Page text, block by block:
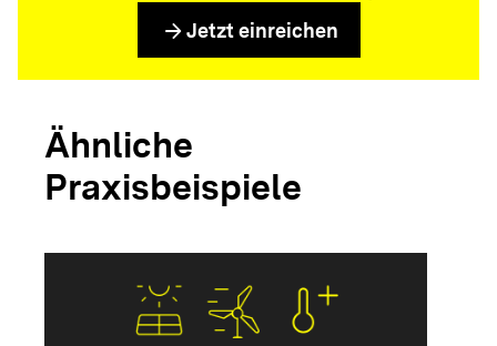
arrow_forward Jetzt einreichen
Ähnliche
Praxisbeispiele